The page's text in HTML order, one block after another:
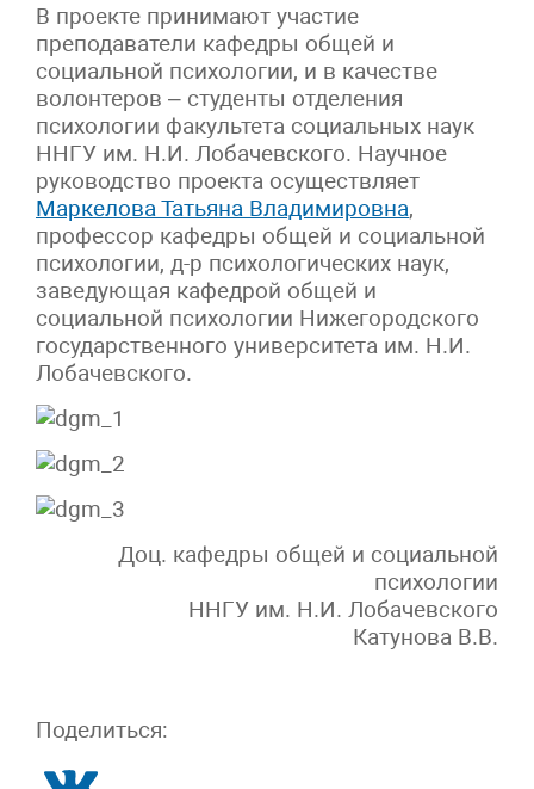
В проекте принимают участие
преподаватели кафедры общей и
социальной психологии, и в качестве
волонтеров – студенты отделения
психологии факультета социальных наук
ННГУ им. Н.И. Лобачевского. Научное
руководство проекта осуществляет
Маркелова Татьяна Владимировна,
профессор кафедры общей и социальной
психологии, д-р психологических наук,
заведующая кафедрой общей и
социальной психологии Нижегородского
государственного университета им. Н.И.
Лобачевского.
Доц. кафедры общей и социальной
психологии
ННГУ им. Н.И. Лобачевского
Катунова В.В.
Поделиться: